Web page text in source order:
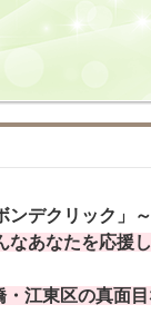
ンデクリック」～
なあなたを応援
江東区の真面